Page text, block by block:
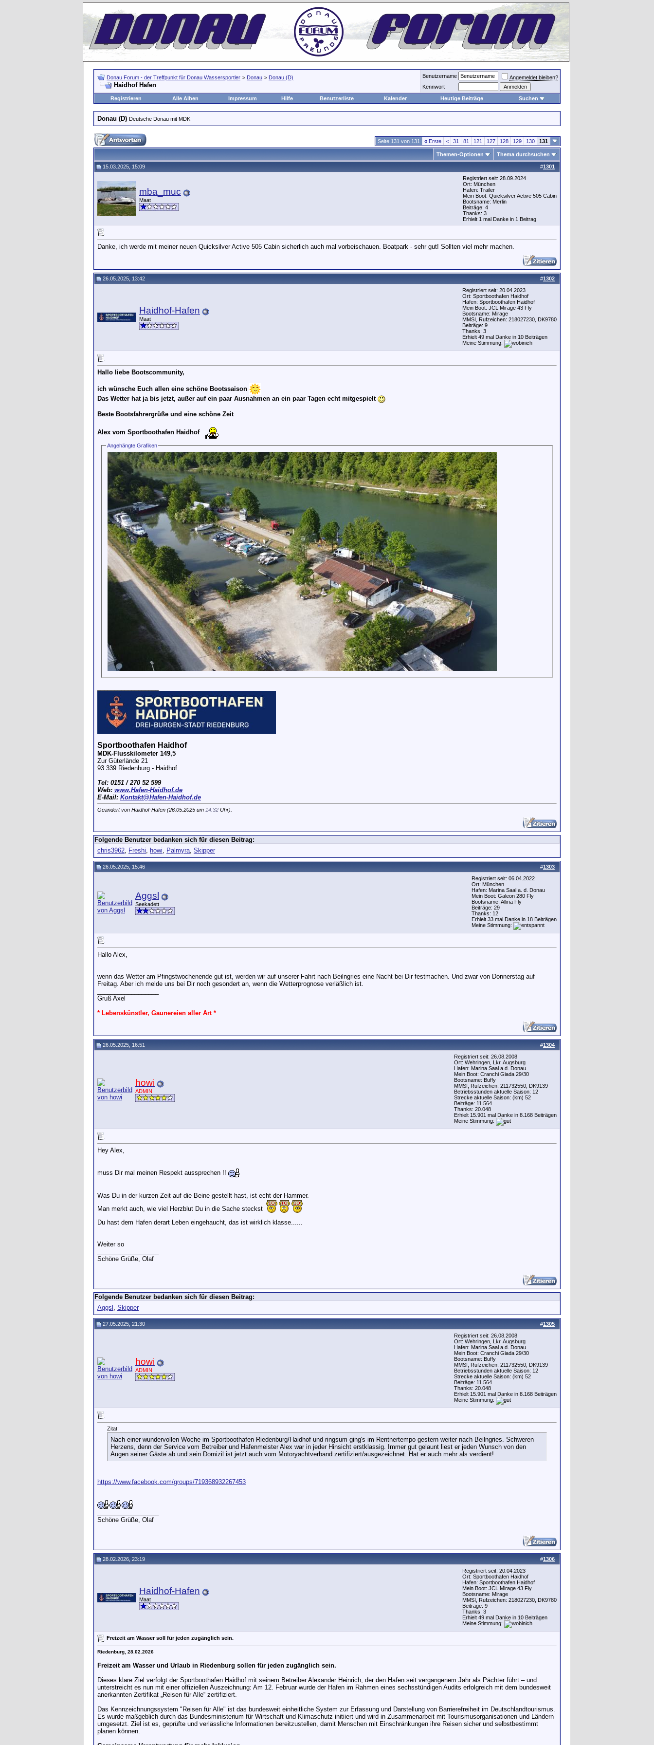
Donau Forum - der Treffpunkt für Donau Wassersportler > Donau > Donau (D)
Haidhof Hafen
Benutzername
Angemeldet bleiben?
Kennwort
Registrieren
Alle Alben Impressum Hilfe Benutzerliste Kalender Heutige Beiträge Suchen
Donau (D) Deutsche Donau mit MDK
Seite 131 von 131 « Erste < 31 81 121 127 128 129 130 131
Themen-Optionen Thema durchsuchen
#1301
15.03.2025, 15:09
mba_muc
Maat
Registriert seit: 28.09.2024
Ort: München
Hafen: Trailer
Mein Boot: Quicksilver Active 505 Cabin
Bootsname: Merlin
Beiträge: 4
Thanks: 3
Erhielt 1 mal Danke in 1 Beitrag
Danke, ich werde mit meiner neuen Quicksilver Active 505 Cabin sicherlich auch mal vorbeischauen. Boatpark - sehr gut! Sollten viel mehr machen.
#1302
26.05.2025, 13:42
Haidhof-Hafen
Maat
Registriert seit: 20.04.2023
Ort: Sportboothafen Haidhof
Hafen: Sportboothafen Haidhof
Mein Boot: JCL Mirage 43 Fly
Bootsname: Mirage
MMSI, Rufzeichen: 218027230, DK9780
Beiträge: 9
Thanks: 3
Erhielt 49 mal Danke in 10 Beiträgen
Meine Stimmung:
Hallo liebe Bootscommunity,
ich wünsche Euch allen eine schöne Bootssaison
Das Wetter hat ja bis jetzt, außer auf ein paar Ausnahmen an ein paar Tagen echt mitgespielt
Beste Bootsfahrergrüße und eine schöne Zeit
Alex vom Sportboothafen Haidhof
Angehängte Grafiken
Sportboothafen Haidhof
MDK-Flusskilometer 149,5
Zur Güterlände 21
93 339 Riedenburg - Haidhof
Tel: 0151 / 270 52 599
Web: www.Hafen-Haidhof.de
E-Mail: Kontakt@Hafen-Haidhof.de
Geändert von Haidhof-Hafen (26.05.2025 um 14:32 Uhr).
Folgende Benutzer bedanken sich für diesen Beitrag:
chris3962, Freshi, howi, Palmyra, Skipper
#1303
26.05.2025, 15:46
Aggsl
Seekadett
Registriert seit: 06.04.2022
Ort: München
Hafen: Marina Saal a. d. Donau
Mein Boot: Galeon 280 Fly
Bootsname: Allina Fly
Beiträge: 29
Thanks: 12
Erhielt 33 mal Danke in 18 Beiträgen
Meine Stimmung:
Hallo Alex,
wenn das Wetter am Pfingstwochenende gut ist, werden wir auf unserer Fahrt nach Beilngries eine Nacht bei Dir festmachen. Und zwar von Donnerstag auf
Freitag. Aber ich melde uns bei Dir noch gesondert an, wenn die Wetterprognose verläßlich ist.
Gruß Axel
* Lebenskünstler, Gaunereien aller Art *
#1304
26.05.2025, 16:51
howi
ADMIN
Registriert seit: 26.08.2008
Ort: Wehringen, Lkr. Augsburg
Hafen: Marina Saal a.d. Donau
Mein Boot: Cranchi Giada 29/30
Bootsname: Buffy
MMSI, Rufzeichen: 211732550, DK9139
Betriebsstunden aktuelle Saison: 12
Strecke aktuelle Saison: (km) 52
Beiträge: 11.564
Thanks: 20.048
Erhielt 15.901 mal Danke in 8.168 Beiträgen
Meine Stimmung:
Hey Alex,
muss Dir mal meinen Respekt aussprechen !!
Was Du in der kurzen Zeit auf die Beine gestellt hast, ist echt der Hammer.
Man merkt auch, wie viel Herzblut Du in die Sache steckst
Du hast dem Hafen derart Leben eingehaucht, das ist wirklich klasse......
Weiter so
Schöne Grüße, Olaf
Folgende Benutzer bedanken sich für diesen Beitrag:
Aggsl , Skipper
#1305
27.05.2025, 21:30
howi
ADMIN
Registriert seit: 26.08.2008
Ort: Wehringen, Lkr. Augsburg
Hafen: Marina Saal a.d. Donau
Mein Boot: Cranchi Giada 29/30
Bootsname: Buffy
MMSI, Rufzeichen: 211732550, DK9139
Betriebsstunden aktuelle Saison: 12
Strecke aktuelle Saison: (km) 52
Beiträge: 11.564
Thanks: 20.048
Erhielt 15.901 mal Danke in 8.168 Beiträgen
Meine Stimmung:
Zitat:
Nach einer wundervollen Woche im Sportboothafen Riedenburg/Haidhof und ringsum ging's im Rentnertempo gestern weiter nach Beilngries. Schweren
Herzens, denn der Service vom Betreiber und Hafenmeister Alex war in jeder Hinsicht erstklassig. Immer gut gelaunt liest er jeden Wunsch von den
Augen seiner Gäste ab und sein Domizil ist jetzt auch vom Motoryachtverband zertifiziert/ausgezeichnet. Hat er auch mehr als verdient!
https://www.facebook.com/groups/719368932267453
Schöne Grüße, Olaf
#1306
28.02.2026, 23:19
Haidhof-Hafen
Maat
Registriert seit: 20.04.2023
Ort: Sportboothafen Haidhof
Hafen: Sportboothafen Haidhof
Mein Boot: JCL Mirage 43 Fly
Bootsname: Mirage
MMSI, Rufzeichen: 218027230, DK9780
Beiträge: 9
Thanks: 3
Erhielt 49 mal Danke in 10 Beiträgen
Meine Stimmung:
Freizeit am Wasser soll für jeden zugänglich sein.
Riedenburg, 28.02.2026
Freizeit am Wasser und Urlaub in Riedenburg sollen für jeden zugänglich sein.
Dieses klare Ziel verfolgt der Sportboothafen Haidhof mit seinem Betreiber Alexander Heinrich, der den Hafen seit vergangenem Jahr als Pächter führt – und
unterstreicht es nun mit einer offiziellen Auszeichnung: Am 12. Februar wurde der Hafen im Rahmen eines sechsstündigen Audits erfolgreich mit dem bundesweit
anerkannten Zertifikat „Reisen für Alle“ zertifiziert.
Das Kennzeichnungssystem "Reisen für Alle" ist das bundesweit einheitliche System zur Erfassung und Darstellung von Barrierefreiheit im Deutschlandtourismus.
Es wurde maßgeblich durch das Bundesministerium für Wirtschaft und Klimaschutz initiiert und wird in Zusammenarbeit mit Tourismusorganisationen und Ländern
umgesetzt. Ziel ist es, geprüfte und verlässliche Informationen bereitzustellen, damit Menschen mit Einschränkungen ihre Reisen sicher und selbstbestimmt
planen können.